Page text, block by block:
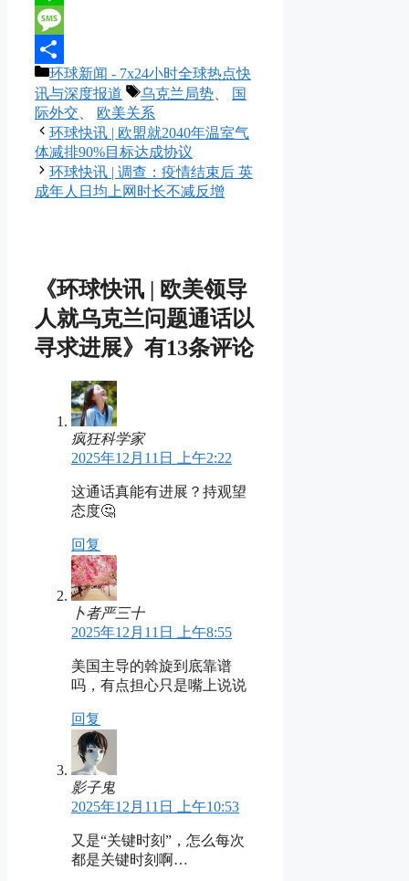
Line
Message
分
享
分
类
环球新闻 - 7x24小时全球热点快
讯与深度报道
标
签
乌克兰局势
国
际外交
欧美关系
环球快讯 | 欧盟就2040年温室气
体减排90%目标达成协议
环球快讯 | 调查：疫情结束后 英
成年人日均上网时长不减反增
《环球快讯 | 欧美领导
人就乌克兰问题通话以
寻求进展》有13条评论
疯狂科学家
2025年12月11日 上午2:22
这通话真能有进展？持观望
态度🤔
回复
卜者严三十
2025年12月11日 上午8:55
美国主导的斡旋到底靠谱
吗，有点担心只是嘴上说说
回复
影子鬼
2025年12月11日 上午10:53
又是“关键时刻”，怎么每次
都是关键时刻啊…